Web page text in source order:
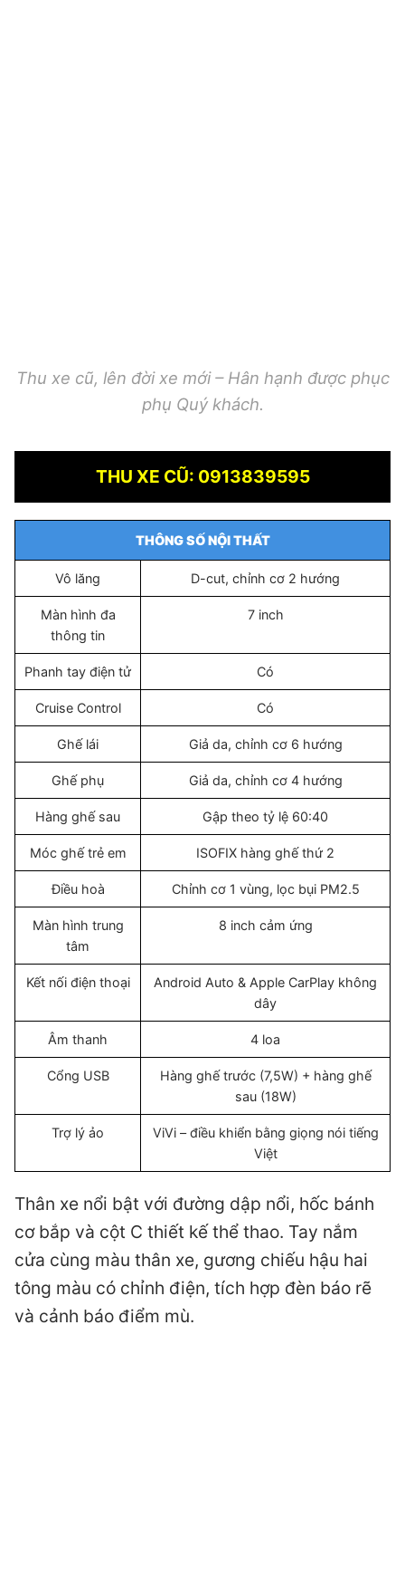
Thu xe cũ, lên đời xe mới – Hân hạnh được phục
phụ Quý khách.
THU XE CŨ: 0913839595
THÔNG SỐ NỘI THẤT
Vô lăng D-cut, chỉnh cơ 2 hướng
Màn hình đa
thông tin
7 inch
Phanh tay điện tử Có
Cruise Control Có
Ghế lái Giả da, chỉnh cơ 6 hướng
Ghế phụ Giả da, chỉnh cơ 4 hướng
Hàng ghế sau Gập theo tỷ lệ 60:40
Móc ghế trẻ em ISOFIX hàng ghế thứ 2
Điều hoà Chỉnh cơ 1 vùng, lọc bụi PM2.5
Màn hình trung
tâm
8 inch cảm ứng
Kết nối điện thoại
Android Auto & Apple CarPlay không
dây
Âm thanh 4 loa
Cổng USB
Hàng ghế trước (7,5W) + hàng ghế
sau (18W)
Trợ lý ảo
ViVi – điều khiển bằng giọng nói tiếng
Việt
Thân xe nổi bật với đường dập nổi, hốc bánh
cơ bắp và cột C thiết kế thể thao. Tay nắm
cửa cùng màu thân xe, gương chiếu hậu hai
tông màu có chỉnh điện, tích hợp đèn báo rẽ
và cảnh báo điểm mù.